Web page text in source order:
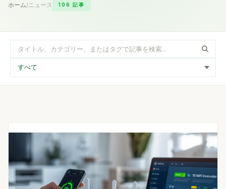
ホーム/ニュース 106 記事